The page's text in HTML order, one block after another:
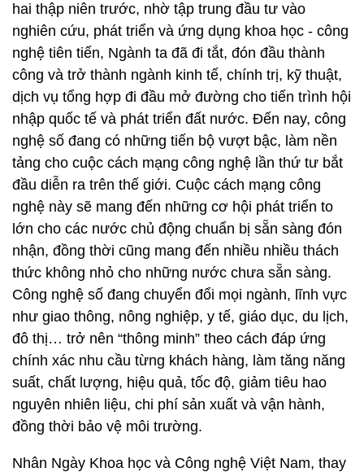
hai thập niên trước, nhờ tập trung đầu tư vào
nghiên cứu, phát triển và ứng dụng khoa học - công
nghệ tiên tiến, Ngành ta đã đi tắt, đón đầu thành
công và trở thành ngành kinh tế, chính trị, kỹ thuật,
dịch vụ tổng hợp đi đầu mở đường cho tiến trình hội
nhập quốc tế và phát triển đất nước. Đến nay, công
nghệ số đang có những tiến bộ vượt bậc, làm nền
tảng cho cuộc cách mạng công nghệ lần thứ tư bắt
đầu diễn ra trên thế giới. Cuộc cách mạng công
nghệ này sẽ mang đến những cơ hội phát triển to
lớn cho các nước chủ động chuẩn bị sẵn sàng đón
nhận, đồng thời cũng mang đến nhiều nhiều thách
thức không nhỏ cho những nước chưa sẵn sàng.
Công nghệ số đang chuyển đổi mọi ngành, lĩnh vực
như giao thông, nông nghiệp, y tế, giáo dục, du lịch,
đô thị… trở nên “thông minh” theo cách đáp ứng
chính xác nhu cầu từng khách hàng, làm tăng năng
suất, chất lượng, hiệu quả, tốc độ, giảm tiêu hao
nguyên nhiên liệu, chi phí sản xuất và vận hành,
đồng thời bảo vệ môi trường.
Nhân Ngày Khoa học và Công nghệ Việt Nam, thay